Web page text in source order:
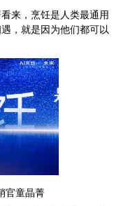
来，烹饪是人类最通用
，就是因为他们都可以
官童晶菁